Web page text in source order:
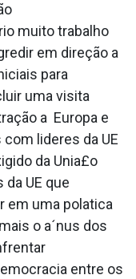
muito trabalho
em direção a
para
uma visita
a Europa e
lideres da UE
da Unia£o
UE que
em uma pola­tica
o a´nus dos
entre os